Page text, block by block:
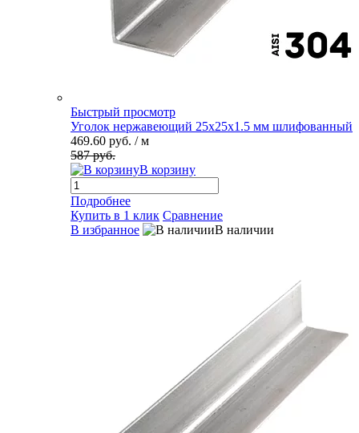
Быстрый просмотр
Уголок нержавеющий 25х25х1.5 мм шлифованный
469.60 руб. / м
587 руб.
В корзину
Подробнее
Купить в 1 клик Сравнение
В избранное
В наличии